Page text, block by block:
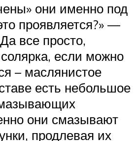
они именно под
проявляется?» —
все просто,
если можно
– маслянистое
есть небольшое
они смазывают
продлевая их